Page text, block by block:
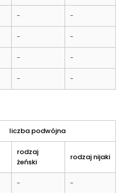
- -
- -
- -
- -
liczba podwójna
rodzaj
żeński
rodzaj nijaki
- -